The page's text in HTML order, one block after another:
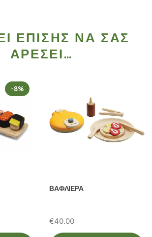
ΕΠΊΣΗΣ ΝΑ ΣΑΣ
ΑΡΈΣΕΙ…
-8%
ΒΑΦΛΙΕΡΑ
€40.00